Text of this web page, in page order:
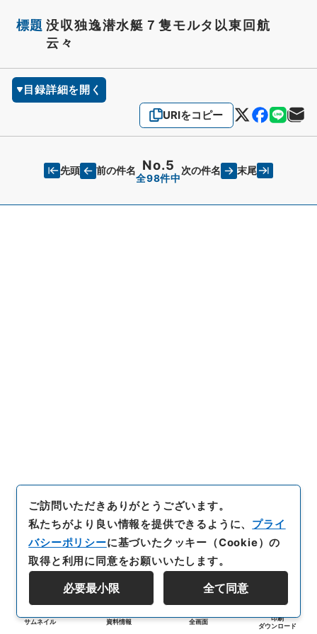
標題 没収独逸潜水艇７隻モルタ以東回航
云々
目録詳細を開く
URIをコピー
先頭 前の件名 No.5
全98件中
次の件名 末尾
サムネイル 資料情報 全画面
印刷
ダウンロード
ご訪問いただきありがとうございます。
私たちがより良い情報を提供できるように、 プライ
バシーポリシーに基づいたクッキー（Cookie）の
取得と利用に同意をお願いいたします。
必要最小限 全て同意